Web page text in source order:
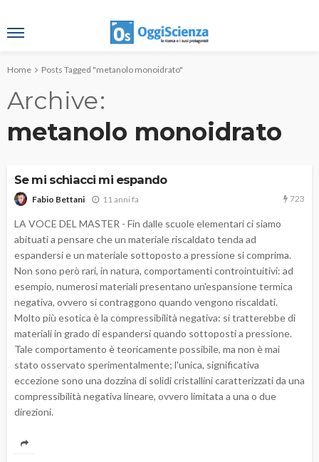
Home Posts Tagged "metanolo monoidrato"
Archive
metanolo monoidrato
Se mi schiacci mi espando
Fabio Bettani 11 anni fa 723
LA VOCE DEL MASTER - Fin dalle scuole elementari ci siamo
abituati a pensare che un materiale riscaldato tenda ad
espandersi e un materiale sottoposto a pressione si comprima.
Non sono però rari, in natura, comportamenti controintuitivi: ad
esempio, numerosi materiali presentano un'espansione termica
negativa, ovvero si contraggono quando vengono riscaldati.
Molto più esotica è la compressibilità negativa: si tratterebbe di
materiali in grado di espandersi quando sottoposti a pressione.
Tale comportamento è teoricamente possibile, ma non è mai
stato osservato sperimentalmente; l'unica, significativa
eccezione sono una dozzina di solidi cristallini caratterizzati da una
compressibilità negativa lineare, ovvero limitata a una o due
direzioni.